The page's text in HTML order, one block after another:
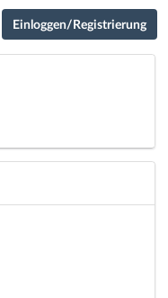
Einloggen/Registrierung